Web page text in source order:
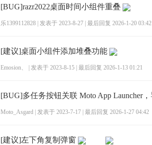
[BUG]razr2022桌面时间小组件重叠
乐1399112828 发表于 2023-8-27 最后回复 2026-1-20 03:42
[建议]桌面小组件添加堆叠功能
Emosion、 发表于 2023-8-15 最后回复 2026-1-13 01:21
Moto_Asgard 发表于 2023-7-17 最后回复 2026-1-27 04:42
[建议]左下角复制弹窗